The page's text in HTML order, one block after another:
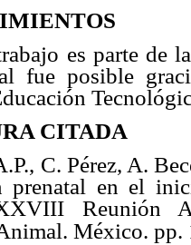
es parte de
fue posible
CITADA
C. Pérez, A.
prenatal en el
México. pp.